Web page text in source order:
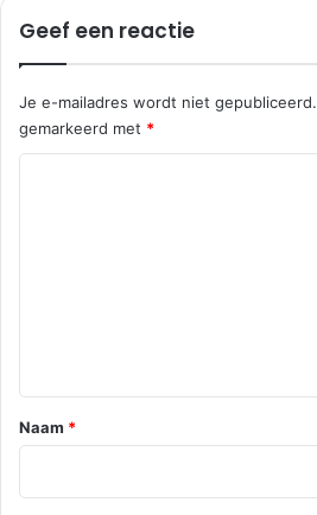
g
s
e
e
s
t
Geef een reactie
Je e-mailadres wordt niet gepubliceerd.
gemarkeerd met *
*
Naam *